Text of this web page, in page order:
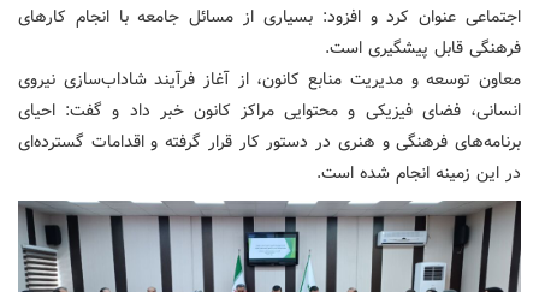
اجتماعی عنوان کرد و افزود: بسیاری از مسائل جامعه با انجام کارهای
فرهنگی قابل پیشگیری است.
معاون توسعه و مدیریت منابع کانون، از آغاز فرآیند شاداب‌سازی نیروی
انسانی، فضای فیزیکی و محتوایی مراکز کانون خبر داد و گفت: احیای
برنامه‌های فرهنگی و هنری در دستور کار قرار گرفته و اقدامات گسترده‌ای
در این زمینه انجام شده است.